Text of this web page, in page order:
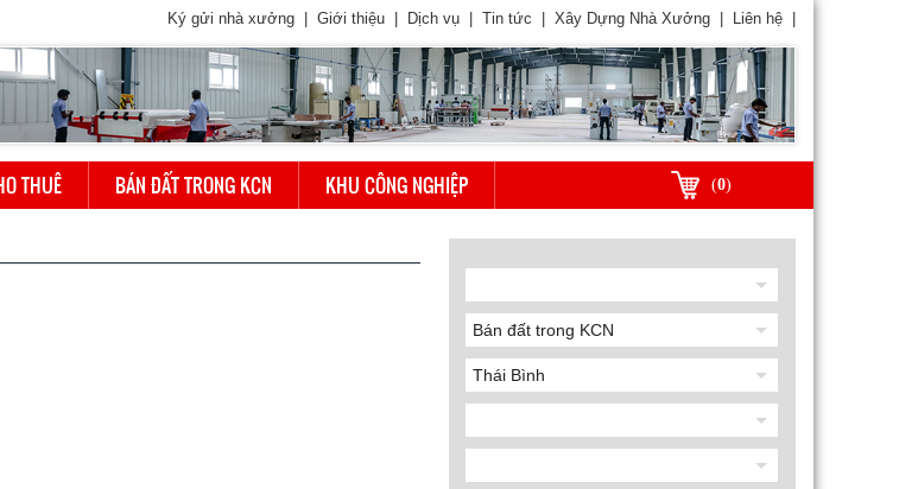
Ký gửi nhà xưởng Giới thiệu Dịch vụ Tin tức Xây Dựng Nhà Xưởng Liên hệ
THUÊ BÁN ĐẤT TRONG KCN KHU CÔNG NGHIỆP (0)